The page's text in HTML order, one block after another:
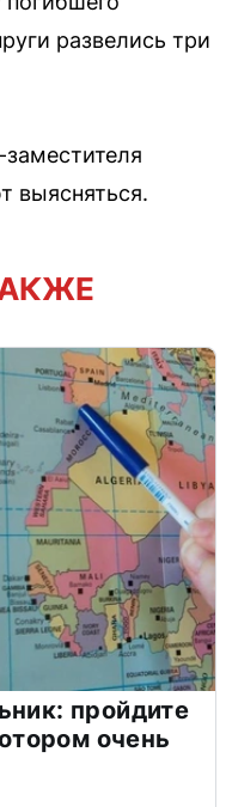
развелись три
выясняться.
пройдите
очень